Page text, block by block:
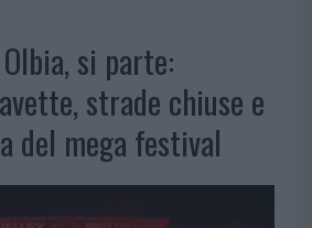
si parte:
strade chiuse e
del mega festival